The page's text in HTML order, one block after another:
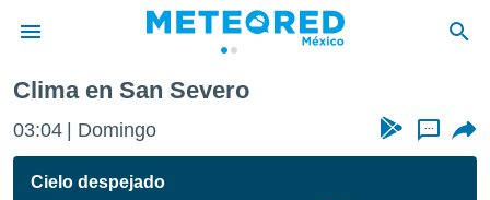
de
ha sido
Clima en San Severo
03:04 Domingo ...
Cielo despejado